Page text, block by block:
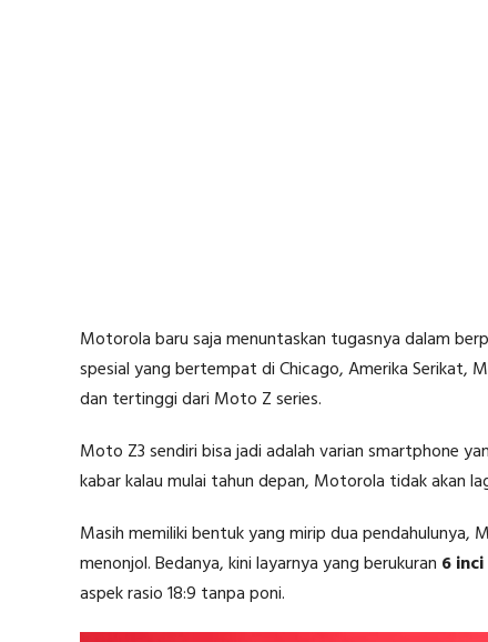
Motorola baru saja menuntaskan tugasnya dalam
spesial yang bertempat di Chicago, Amerika Serikat,
dan tertinggi dari Moto Z series.
Moto Z3 sendiri bisa jadi adalah varian smartphone
kabar kalau mulai tahun depan, Motorola tidak akan
Masih memiliki bentuk yang mirip dua
menonjol. Bedanya, kini layarnya yang berukuran 6
aspek rasio 18:9 tanpa poni.